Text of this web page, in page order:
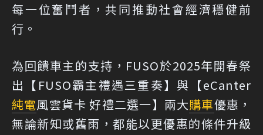
每一位奮鬥者，共同推動社會經濟穩健前
行。
為回饋車主的支持，FUSO於2025年開春祭
出【FUSO霸主禮遇三重奏】與【eCanter
純電風雲貨卡 好禮二選一】兩大購車優惠，
無論新知或舊雨，都能以更優惠的條件升級